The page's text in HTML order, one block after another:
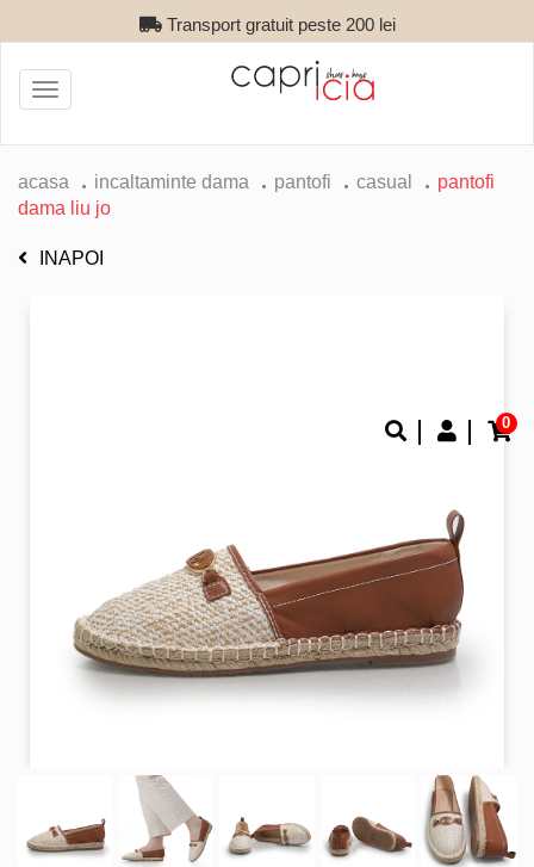
Transport gratuit peste 200 lei
0
Toggle
navigation
acasa incaltaminte dama pantofi casual
pantofi
dama liu jo
INAPOI